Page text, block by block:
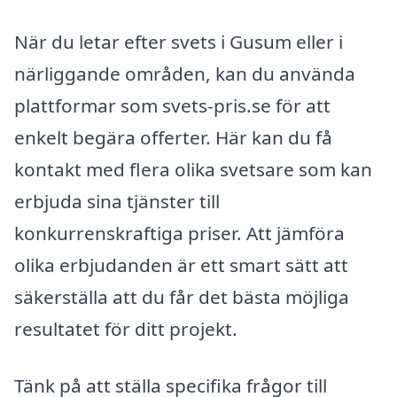
När du letar efter svets i Gusum eller i
närliggande områden, kan du använda
plattformar som svets-pris.se för att
enkelt begära offerter. Här kan du få
kontakt med flera olika svetsare som kan
erbjuda sina tjänster till
konkurrenskraftiga priser. Att jämföra
olika erbjudanden är ett smart sätt att
säkerställa att du får det bästa möjliga
resultatet för ditt projekt.
Tänk på att ställa specifika frågor till